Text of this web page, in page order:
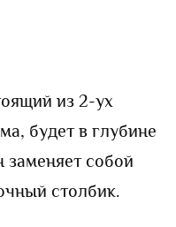
из 2-ух
будет в глубине
собой
столбик.